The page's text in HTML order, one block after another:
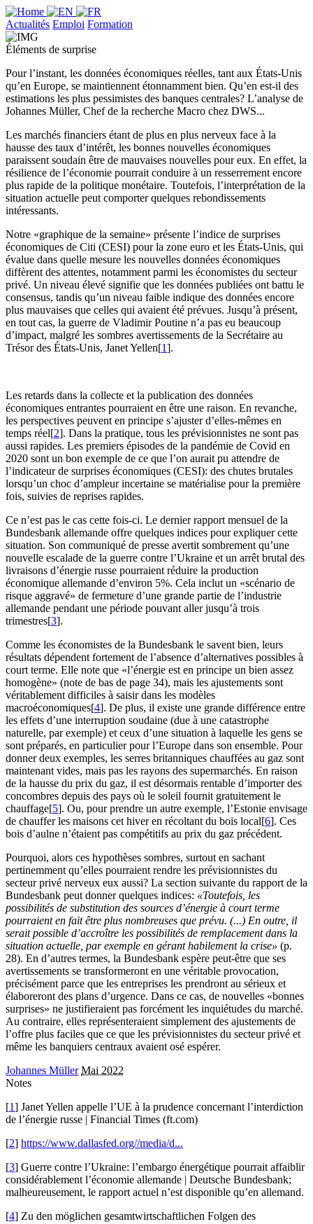
Actualités Emploi Formation
Éléments de surprise
Pour l’instant, les données économiques réelles, tant aux États-Unis
qu’en Europe, se maintiennent étonnamment bien. Qu’en est-il des
estimations les plus pessimistes des banques centrales? L’analyse de
Johannes Müller, Chef de la recherche Macro chez DWS...
Les marchés financiers étant de plus en plus nerveux face à la
hausse des taux d’intérêt, les bonnes nouvelles économiques
paraissent soudain être de mauvaises nouvelles pour eux. En effet, la
résilience de l’économie pourrait conduire à un resserrement encore
plus rapide de la politique monétaire. Toutefois, l’interprétation de la
situation actuelle peut comporter quelques rebondissements
intéressants.
Notre «graphique de la semaine» présente l’indice de surprises
économiques de Citi (CESI) pour la zone euro et les États-Unis, qui
évalue dans quelle mesure les nouvelles données économiques
diffèrent des attentes, notamment parmi les économistes du secteur
privé. Un niveau élevé signifie que les données publiées ont battu le
consensus, tandis qu’un niveau faible indique des données encore
plus mauvaises que celles qui avaient été prévues. Jusqu’à présent,
en tout cas, la guerre de Vladimir Poutine n’a pas eu beaucoup
d’impact, malgré les sombres avertissements de la Secrétaire au
Trésor des États-Unis, Janet Yellen[1].
Les retards dans la collecte et la publication des données
économiques entrantes pourraient en être une raison. En revanche,
les perspectives peuvent en principe s’ajuster d’elles-mêmes en
temps réel[2]. Dans la pratique, tous les prévisionnistes ne sont pas
aussi rapides. Les premiers épisodes de la pandémie de Covid en
2020 sont un bon exemple de ce que l’on aurait pu attendre de
l’indicateur de surprises économiques (CESI): des chutes brutales
lorsqu’un choc d’ampleur incertaine se matérialise pour la première
fois, suivies de reprises rapides.
Ce n’est pas le cas cette fois-ci. Le dernier rapport mensuel de la
Bundesbank allemande offre quelques indices pour expliquer cette
situation. Son communiqué de presse avertit sombrement qu’une
nouvelle escalade de la guerre contre l’Ukraine et un arrêt brutal des
livraisons d’énergie russe pourraient réduire la production
économique allemande d’environ 5%. Cela inclut un «scénario de
risque aggravé» de fermeture d’une grande partie de l’industrie
allemande pendant une période pouvant aller jusqu’à trois
trimestres[3].
Comme les économistes de la Bundesbank le savent bien, leurs
résultats dépendent fortement de l’absence d’alternatives possibles à
court terme. Elle note que «l’énergie est en principe un bien assez
homogène» (note de bas de page 34), mais les ajustements sont
véritablement difficiles à saisir dans les modèles
macroéconomiques[4]. De plus, il existe une grande différence entre
les effets d’une interruption soudaine (due à une catastrophe
naturelle, par exemple) et ceux d’une situation à laquelle les gens se
sont préparés, en particulier pour l’Europe dans son ensemble. Pour
donner deux exemples, les serres britanniques chauffées au gaz sont
maintenant vides, mais pas les rayons des supermarchés. En raison
de la hausse du prix du gaz, il est désormais rentable d’importer des
concombres depuis des pays où le soleil fournit gratuitement le
chauffage[5]. Ou, pour prendre un autre exemple, l’Estonie envisage
de chauffer les maisons cet hiver en récoltant du bois local[6]. Ces
bois d’aulne n’étaient pas compétitifs au prix du gaz précédent.
Pourquoi, alors ces hypothèses sombres, surtout en sachant
pertinemment qu’elles pourraient rendre les prévisionnistes du
secteur privé nerveux eux aussi? La section suivante du rapport de la
Bundesbank peut donner quelques indices: «Toutefois, les
possibilités de substitution des sources d’énergie à court terme
pourraient en fait être plus nombreuses que prévu. (...) En outre, il
serait possible d’accroître les possibilités de remplacement dans la
situation actuelle, par exemple en gérant habilement la crise» (p.
28). En d’autres termes, la Bundesbank espère peut-être que ses
avertissements se transformeront en une véritable provocation,
précisément parce que les entreprises les prendront au sérieux et
élaboreront des plans d’urgence. Dans ce cas, de nouvelles «bonnes
surprises» ne justifieraient pas forcément les inquiétudes du marché.
Au contraire, elles représenteraient simplement des ajustements de
l’offre plus faciles que ce que les prévisionnistes du secteur privé et
même les banquiers centraux avaient osé espérer.
Johannes Müller Mai 2022
Notes
[1] Janet Yellen appelle l’UE à la prudence concernant l’interdiction
de l’énergie russe | Financial Times (ft.com)
[2] https://www.dallasfed.org//media/d...
[3] Guerre contre l’Ukraine: l’embargo énergétique pourrait affaiblir
considérablement l’économie allemande | Deutsche Bundesbank;
malheureusement, le rapport actuel n’est disponible qu’en allemand.
[4] Zu den möglichen gesamtwirtschaftlichen Folgen des